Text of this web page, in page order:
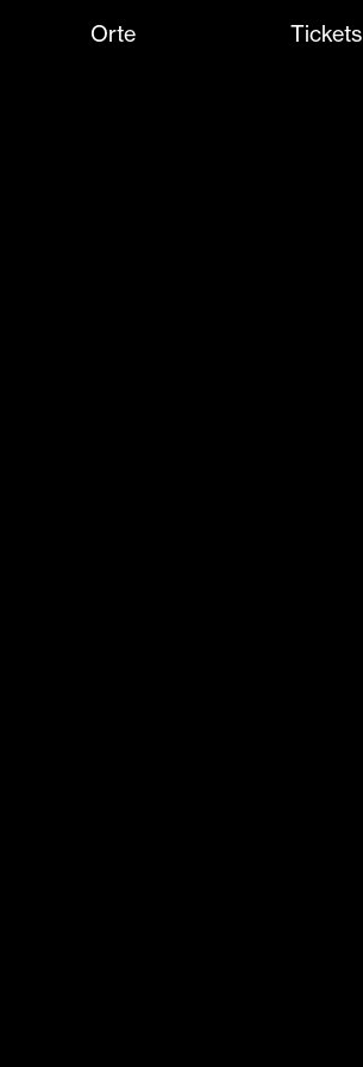
Orte Tickets